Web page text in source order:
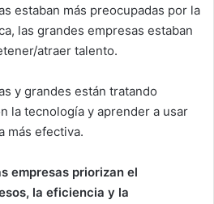
estaban más preocupadas por la
las grandes empresas estaban
atraer talento.
y grandes están tratando
la tecnología y aprender a usar
más efectiva.
empresas priorizan el
la eficiencia y la